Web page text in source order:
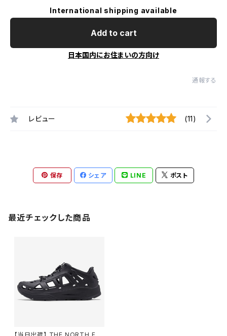
International shipping available
Add to cart
日本国内にお住まいの方向け
通報する
レビュー (11)
保存 シェア LINE ポスト
最近チェックした商品